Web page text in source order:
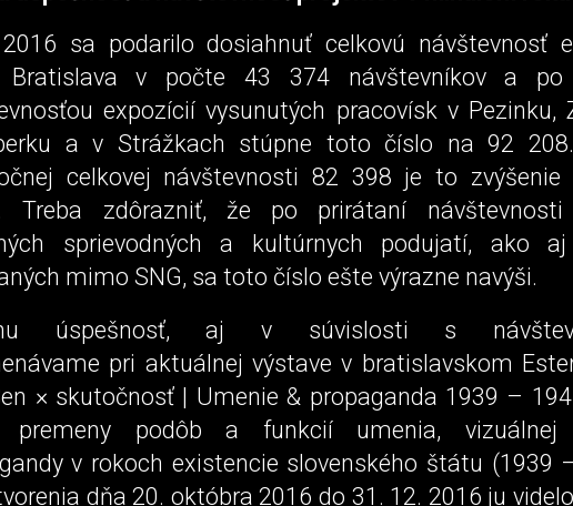
sa podarilo dosiahnuť celkovú návštevnosť
Bratislava v počte 43 374 návštevníkov a po
expozícií vysunutých pracovísk v Pezinku,
a v Strážkach stúpne toto číslo na 92
celkovej návštevnosti 82 398 je to zvýšenie
Treba zdôrazniť, že po prirátaní návštevnosti
sprievodných a kultúrnych podujatí, ako
mimo SNG, sa toto číslo ešte výrazne navýši.
úspešnosť, aj v súvislosti s
pri aktuálnej výstave v bratislavskom
× skutočnosť | Umenie & propaganda 1939 –
premeny podôb a funkcií umenia, vizuálnej
v rokoch existencie slovenského štátu (1939
dňa 20. októbra 2016 do 31. 12. 2016 ju